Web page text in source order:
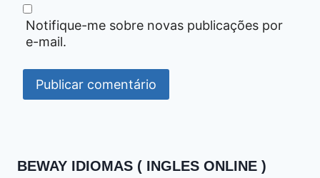
Notifique-me sobre novas publicações por
e-mail.
BEWAY IDIOMAS ( INGLES ONLINE )